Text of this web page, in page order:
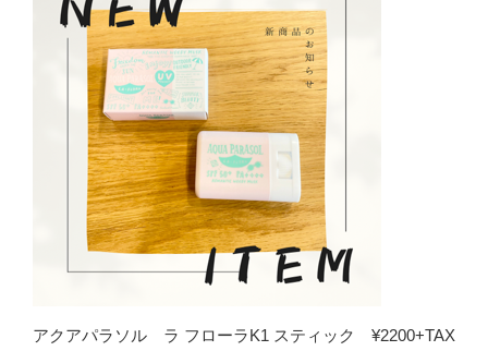
アクアパラソル ラ フローラK1 スティック ¥2200+TAX